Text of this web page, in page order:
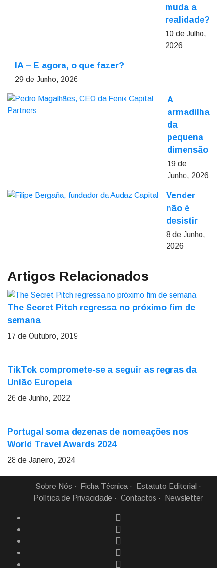
muda a
realidade?
10 de Julho,
2026
IA – E agora, o que fazer?
29 de Junho, 2026
A
armadilha
da
pequena
dimensão
19 de
Junho, 2026
Vender
não é
desistir
8 de Junho,
2026
Artigos Relacionados
The Secret Pitch regressa no próximo fim de
semana
17 de Outubro, 2019
TikTok compromete-se a seguir as regras da
União Europeia
26 de Junho, 2022
Portugal soma dezenas de nomeações nos
World Travel Awards 2024
28 de Janeiro, 2024
Sobre Nós Ficha Técnica
Estatuto Editorial
Política de Privacidade
Contactos Newsletter